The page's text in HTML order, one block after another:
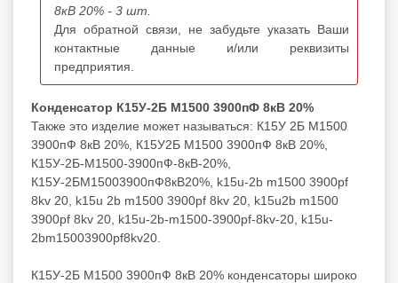
8кВ 20% - 3 шт.
Для обратной связи, не забудьте указать Ваши
контактные данные и/или реквизиты
предприятия.
Конденсатор К15У-2Б М1500 3900пФ 8кВ 20%
Также это изделие может называться: К15У 2Б М1500
3900пФ 8кВ 20%, К15У2Б М1500 3900пФ 8кВ 20%,
К15У-2Б-М1500-3900пФ-8кВ-20%,
К15У-2БМ15003900пФ8кВ20%, k15u-2b m1500 3900pf
8kv 20, k15u 2b m1500 3900pf 8kv 20, k15u2b m1500
3900pf 8kv 20, k15u-2b-m1500-3900pf-8kv-20, k15u-
2bm15003900pf8kv20.
К15У-2Б М1500 3900пФ 8кВ 20% конденсаторы широко